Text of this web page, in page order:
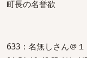
町長の名誉欲
633：名無しさん＠